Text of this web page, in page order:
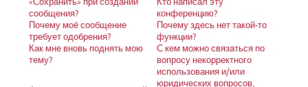
сообщения?
Почему моё сообщение
требует одобрения?
Как мне вновь поднять мою
тему?
Кто написал эту
конференцию?
Почему здесь нет такой-то
функции?
С кем можно связаться по
вопросу некорректного
использования и/или
юридических вопросов,